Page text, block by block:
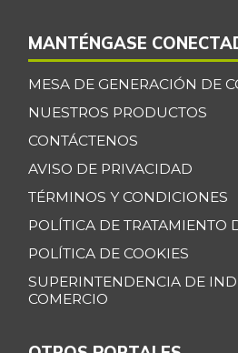
MANTÉNGASE
MESA DE GENERACIÓN DE
NUESTROS PRODUCTOS
CONTÁCTENOS
AVISO DE PRIVACIDAD
TÉRMINOS Y CONDICIONES
POLÍTICA DE TRATAMIENTO
POLÍTICA DE COOKIES
SUPERINTENDENCIA DE
COMERCIO